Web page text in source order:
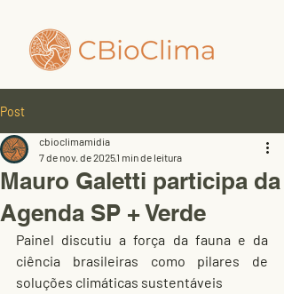
Post
Mauro Galetti participa da
Agenda SP + Verde
cbioclimamidia
7 de nov. de 20251 min de leitura
Painel discutiu a força da fauna e da
ciência brasileiras como pilares de
soluções climáticas sustentáveis